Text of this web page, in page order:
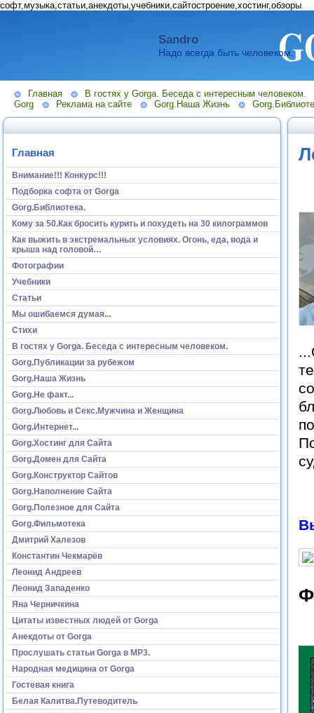
софт,музыка,статьи,анекдоты,учебники,сайтостроение,хостинг,обзоры
Sandro
Надо всегда быть человеком.
Главная
В гостях у Gorga. Беседа с интересным человеком.
Gorg
Реклама на сайте Gorg.Наша Жизнь
Главная
Внимание!!! Конкурс!!!
Подборка софта от Gorga
Gorg.Библиотека.
Кому за 50.Как бросить курить и похудеть на 30 килограммов
Как выжить в экстремальных условиях. Огонь, еда, вода и
крыша над головой…
Фотографии
Учебники
Статьи
Мы ошибаемся думая...
Стихи
В гостях у Gorga. Беседа с интересным человеком.
Gorg.Публикации за рубежом
Gorg.Наша Жизнь
Gorg.Не факт...
Gorg.Любовь и Секс.Мужчина и Женщина
Gorg.Интернет...
Gorg.Хостинг для Сайта
Gorg.Домен для Сайта
Gorg.Конструктор Сайтов
Gorg.Наполнение Сайта
Gorg.Полезное для Сайта
Gorg.Фильмотека
Дмитрий Халезов
Константин Чекмарёв
Леонид Андреев
Леонид Западенко
Яна Черничкина
Цитаты известных людей от Gorga
Анекдоты от Gorga
Прослушать статьи Gorga в МР3.
Народная медицина от Gorga
Гостевая книга
Белая Калитва.Путеводитель